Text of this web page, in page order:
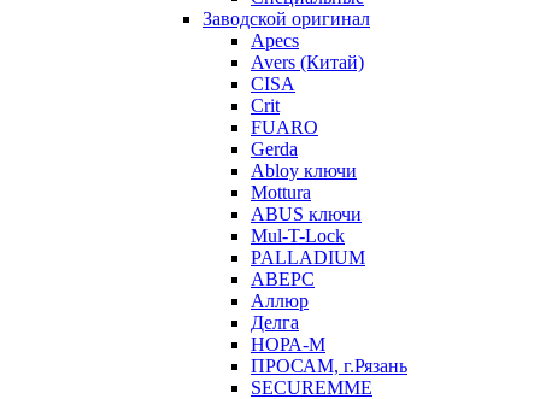
Заводской оригинал
Apecs
Avers (Китай)
CISA
Crit
FUARO
Gerda
Abloy ключи
Mottura
ABUS ключи
Mul-T-Lock
PALLADIUM
АВЕРС
Аллюр
Делга
НОРА-М
ПРОСАМ, г.Рязань
SECUREMME